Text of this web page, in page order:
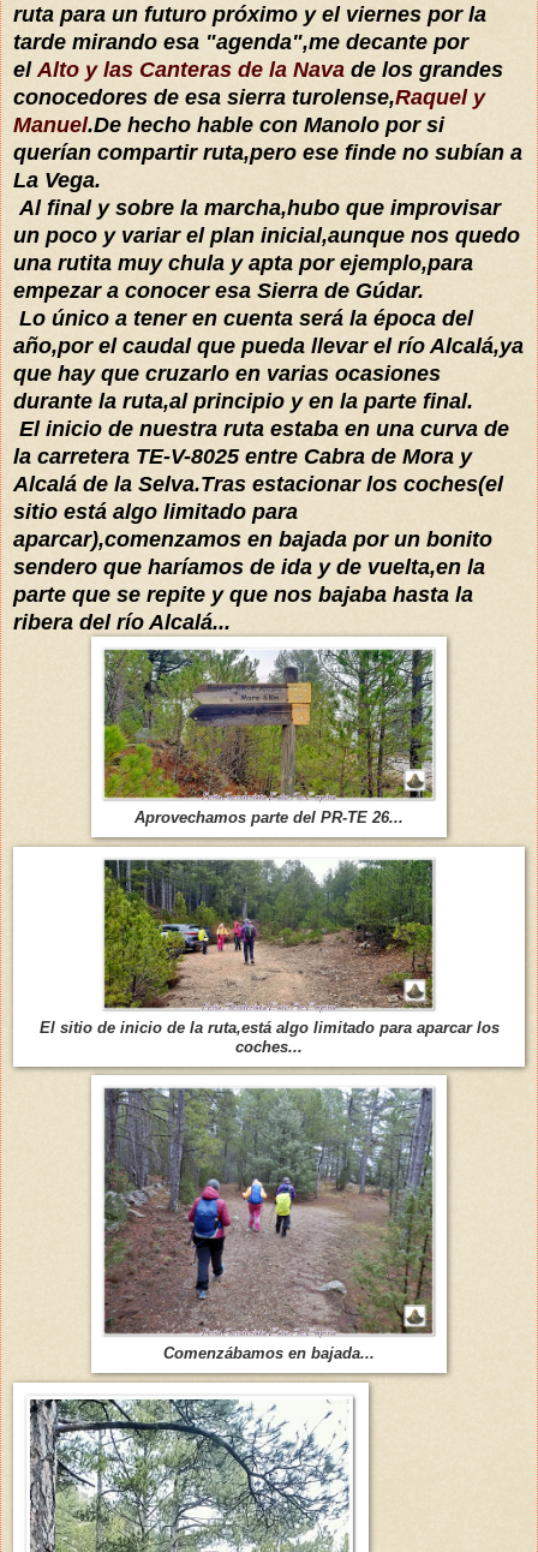
ruta para un futuro próximo y el viernes por la
tarde mirando esa "agenda",me decante por
el Alto y las Canteras de la Nava de los grandes
conocedores de esa sierra turolense,Raquel y
Manuel.De hecho hable con Manolo por si
querían compartir ruta,pero ese finde no subían a
La Vega.
Al final y sobre la marcha,hubo que improvisar
un poco y variar el plan inicial,aunque nos quedo
una rutita muy chula y apta por ejemplo,para
empezar a conocer esa Sierra de Gúdar.
Lo único a tener en cuenta será la época del
año,por el caudal que pueda llevar el río Alcalá,ya
que hay que cruzarlo en varias ocasiones
durante la ruta,al principio y en la parte final.
El inicio de nuestra ruta estaba en una curva de
la carretera TE-V-8025 entre Cabra de Mora y
Alcalá de la Selva.Tras estacionar los coches(el
sitio está algo limitado para
aparcar),comenzamos en bajada por un bonito
sendero que haríamos de ida y de vuelta,en la
parte que se repite y que nos bajaba hasta la
ribera del río Alcalá...
Aprovechamos parte del PR-TE 26...
El sitio de inicio de la ruta,está algo limitado para aparcar los
coches...
Comenzábamos en bajada...